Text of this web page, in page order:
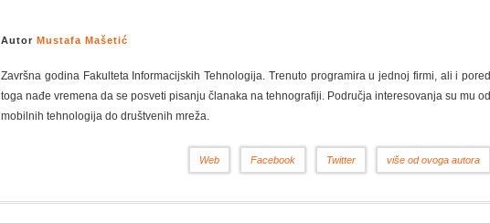
Autor Mustafa Mašetić
Završna godina Fakulteta Informacijskih Tehnologija. Trenuto programira u jednoj firmi, ali i pored
toga nađe vremena da se posveti pisanju članaka na tehnografiji. Područja interesovanja su mu od
mobilnih tehnologija do društvenih mreža.
više od ovoga autora
Twitter
Facebook
Web